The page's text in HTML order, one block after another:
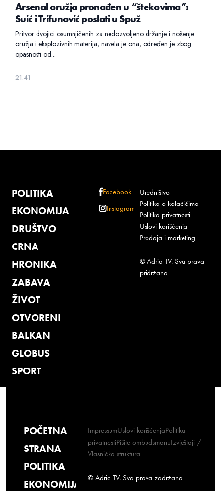
Arsenal oružja pronađen u “štekovima”:
Suić i Trifunović poslati u Spuž
Pritvor dvojici osumnjičenih za nedozvoljeno držanje i nošenje
oružja i eksplozivnih materija, navela je ona, određen je zbog
opasnosti od...
21:41
POLITIKA
EKONOMIJA
DRUŠTVO
CRNA
HRONIKA
ZABAVA
ŽIVOT
OTVORENI
BALKAN
GLOBUS
SPORT
Facebook
Instagram
Uredništvo
Politika o kolačićima
Politika privatnosti
Uslovi korišćenja
Prodaja i marketing
© Adria TV. Sva prava
pridržana
POČETNA
STRANA
POLITIKA
EKONOMIJA
ImpressumUslovi korišćenjaPolitika
privatnostiPišite ombudsmanuIzvještaji /
Vlasnička struktura
© Adria TV. Sva prava zadržana